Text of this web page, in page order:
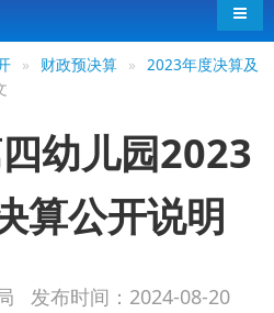
导航
» 财政预决算 »
2023年度决算及
幼儿园2023
算公开说明
发布时间： 2024-08-20